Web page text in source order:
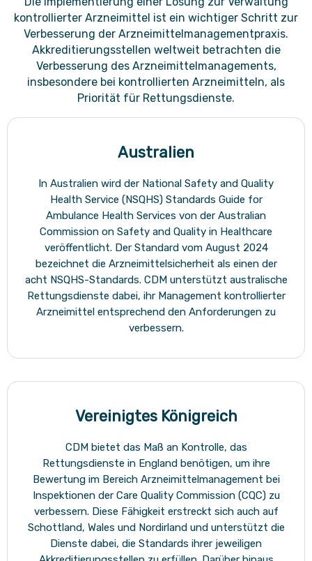
kontrollierter Arzneimittel ist ein wichtiger Schritt zur
Verbesserung der Arzneimittelmanagementpraxis.
Akkreditierungsstellen weltweit betrachten die
Verbesserung des Arzneimittelmanagements,
insbesondere bei kontrollierten Arzneimitteln, als
Priorität für Rettungsdienste.
Australien
In Australien wird der National Safety and Quality
Health Service (NSQHS) Standards Guide for
Ambulance Health Services von der Australian
Commission on Safety and Quality in Healthcare
veröffentlicht. Der Standard vom August 2024
bezeichnet die Arzneimittelsicherheit als einen der
acht NSQHS-Standards. CDM unterstützt australische
Rettungsdienste dabei, ihr Management kontrollierter
Arzneimittel entsprechend den Anforderungen zu
verbessern.
Vereinigtes Königreich
CDM bietet das Maß an Kontrolle, das
Rettungsdienste in England benötigen, um ihre
Bewertung im Bereich Arzneimittelmanagement bei
Inspektionen der Care Quality Commission (CQC) zu
verbessern. Diese Fähigkeit erstreckt sich auch auf
Schottland, Wales und Nordirland und unterstützt die
Dienste dabei, die Standards ihrer jeweiligen